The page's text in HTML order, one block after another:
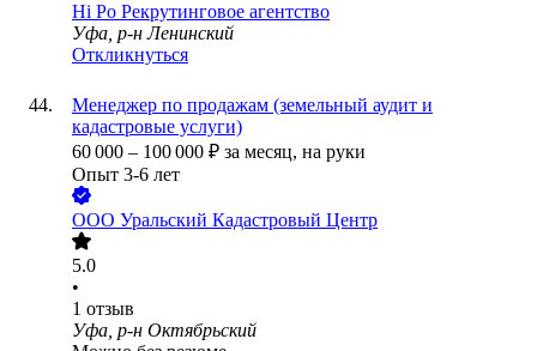
Hi Po Рекрутинговое агентство
Уфа, р-н Ленинский
Откликнуться
Менеджер по продажам (земельный аудит и
кадастровые услуги)
60 000 – 100 000 ₽ за месяц, на руки
Опыт 3-6 лет
ООО Уральский Кадастровый Центр
5.0
•
1 отзыв
Уфа, р-н Октябрьский